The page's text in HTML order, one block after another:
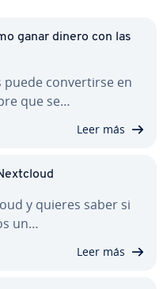
ganar dinero con las
co­n­ve­r­ti­r­se en
que se…
Leer más
y quieres saber si
un…
Leer más